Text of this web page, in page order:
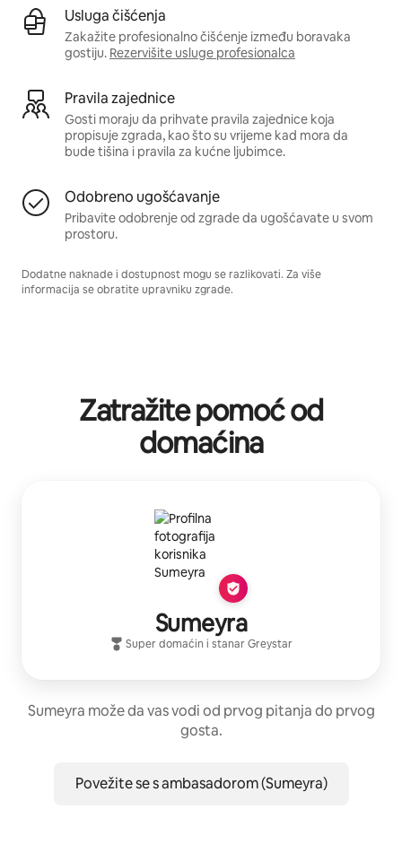
Usluga čišćenja
Zakažite profesionalno čišćenje između boravaka
gostiju. Rezervišite usluge profesionalca
Pravila zajednice
Gosti moraju da prihvate pravila zajednice koja
propisuje zgrada, kao što su vrijeme kad mora da
bude tišina i pravila za kućne ljubimce.
Odobreno ugošćavanje
Pribavite odobrenje od zgrade da ugošćavate u svom
prostoru.
Dodatne naknade i dostupnost mogu se razlikovati. Za više
informacija se obratite upravniku zgrade.
Zatražite pomoć od
domaćina
Sumeyra
Super domaćin i stanarGreystar
Sumeyra može da vas vodi od prvog pitanja do prvog
gosta.
Povežite se s ambasadorom (Sumeyra)